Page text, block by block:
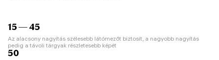
15 — 45
Az alacsony nagyítás szélesebb látómezőt biztosít, a nagyobb nagyítás
pedig a távoli tárgyak részletesebb képét
50